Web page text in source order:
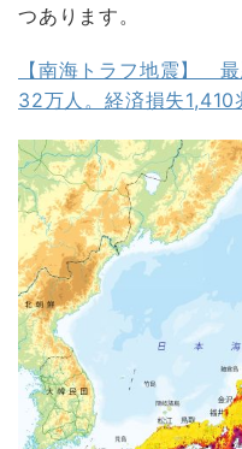
つあります。
【南海トラフ地震】
32万人。経済損失1,410